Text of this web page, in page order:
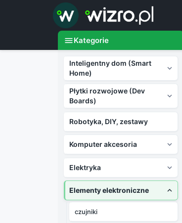
menuKategorie
Inteligentny dom (Smart
Home)

Płytki rozwojowe (Dev
Boards)

Robotyka, DIY, zestawy
Komputer akcesoria 
Elektryka 
Elementy elektroniczne 
czujniki